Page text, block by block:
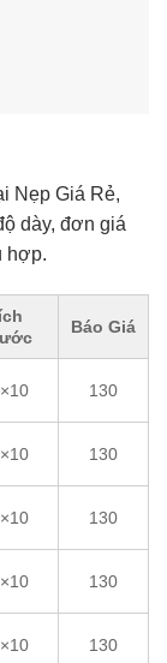
Nẹp Giá Rẻ,
dày, đơn giá
hợp.
Báo Giá
130
130
130
130
130